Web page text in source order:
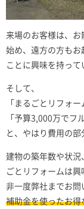
来場のお客様は、お
始め、遠方の方もお
ことに興味を持って
そして、
「まるごとリフォ
「予算3,000万でフ
と、やはり費用の部
建物の築年数や状況
ごとリフォームは
非一度弊社までお問
補助金を使ったお得